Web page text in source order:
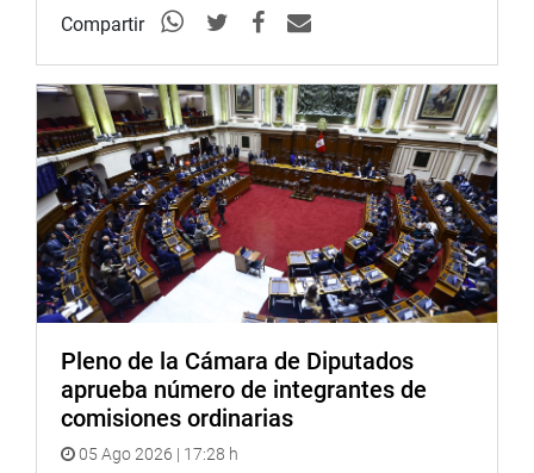
presente ley los lotes afectados en uso a favor de
de derecho privado que se encuentren siendo utilizados
para el funcionamiento de mercados.
OFICINA DE COMUNICACIONES E IMAGEN
INSTITUCIONAL
Compartir
Pleno de la Cámara de Diputados
aprueba número de integrantes de
comisiones ordinarias
05 Ago 2026 | 17:28 h